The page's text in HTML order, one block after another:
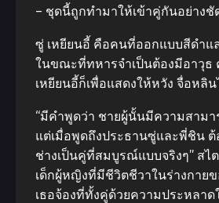
– ชุดนี้ถูกทำมาให้เข้าคู่กันอย่างชั
ซู่ เหยียนอี้ คือคนที่ออกแบบสีดำแล
ในขณะที่ทหารจำเป็นต้องมีอาวุธ
เหยียนอี้ก็เพื่อแสดงให้หวัง จื่อหลิน
“มีคำพูดว่า ชายผู้นั้นมีความสาม
แต่เมื่อพูดถึงประธานซู่และพี่ชิน ต้
ช่างเป็นคู่ที่สมบูรณ์แบบจริงๆ” สไ
เด็กผู้หญิงที่มีชีวิตชีวาในร่างกาย
เธอจ้องที่ทั้งคู่ด้วยความประหลา